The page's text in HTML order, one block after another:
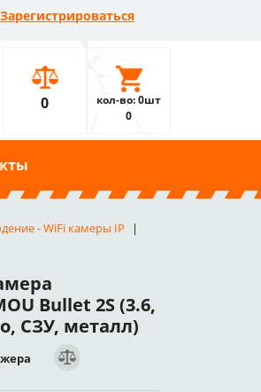
Зарегистрироваться
0
кол-во: 0шт
0
- WiFi камеры IP
Bullet 2S (3.6,
СЗУ, металл)